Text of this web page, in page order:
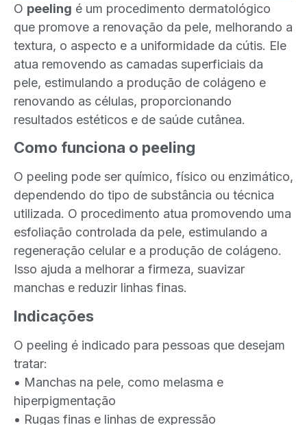
O peeling é um procedimento dermatológico
que promove a renovação da pele, melhorando a
textura, o aspecto e a uniformidade da cútis. Ele
atua removendo as camadas superficiais da
pele, estimulando a produção de colágeno e
renovando as células, proporcionando
resultados estéticos e de saúde cutânea.
Como funciona o peeling
O peeling pode ser químico, físico ou enzimático,
dependendo do tipo de substância ou técnica
utilizada. O procedimento atua promovendo uma
esfoliação controlada da pele, estimulando a
regeneração celular e a produção de colágeno.
Isso ajuda a melhorar a firmeza, suavizar
manchas e reduzir linhas finas.
Indicações
O peeling é indicado para pessoas que desejam
tratar:
• Manchas na pele, como melasma e
hiperpigmentação
• Rugas finas e linhas de expressão